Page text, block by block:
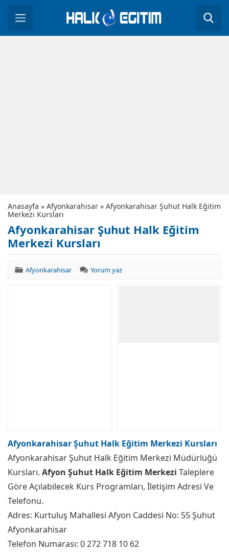
Anasayfa » Afyonkarahisar » Afyonkarahisar Şuhut Halk Eğitim
Merkezi Kursları
Afyonkarahisar Şuhut Halk Eğitim
Merkezi Kursları
Afyonkarahisar Yorum yaz
Afyonkarahisar Şuhut Halk Eğitim Merkezi Kursları
Afyonkarahisar Şuhut Halk Eğitim Merkezi Müdürlüğü
Kursları. Afyon Şuhut Halk Eğitim Merkezi Taleplere
Göre Açılabilecek Kurs Programları, İletişim Adresi Ve
Telefonu.
Adres: Kurtuluş Mahallesi Afyon Caddesi No: 55 Şuhut
Afyonkarahisar
Telefon Numarası: 0 272 718 10 62